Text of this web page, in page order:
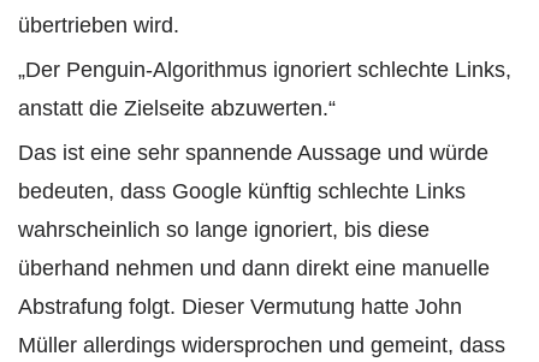
übertrieben wird.
„Der Penguin-Algorithmus ignoriert schlechte Links,
anstatt die Zielseite abzuwerten.“
Das ist eine sehr spannende Aussage und würde
bedeuten, dass Google künftig schlechte Links
wahrscheinlich so lange ignoriert, bis diese
überhand nehmen und dann direkt eine manuelle
Abstrafung folgt. Dieser Vermutung hatte John
Müller allerdings widersprochen und gemeint, dass